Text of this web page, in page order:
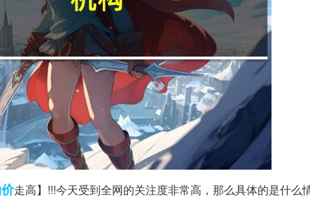
走高】!!!今天受到全网的关注度非常高，那么具体的是什